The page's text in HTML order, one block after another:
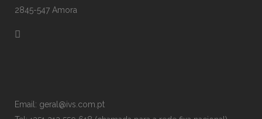
2845-547 Amora
Email: geral@ivs.com.pt